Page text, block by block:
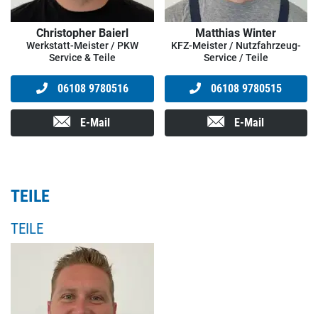
Christopher Baierl
Werkstatt-Meister / PKW
Service & Teile
06108 9780516
E-Mail
Matthias Winter
KFZ-Meister / Nutzfahrzeug-
Service / Teile
06108 9780515
E-Mail
TEILE
TEILE